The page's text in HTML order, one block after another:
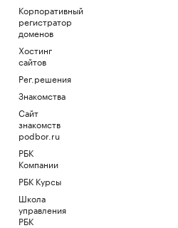
Корпоративный
регистратор
доменов
Хостинг
сайтов
Рег.решения
Знакомства
Сайт
знакомств
podbor.ru
РБК
Компании
РБК Курсы
Школа
управления
РБК